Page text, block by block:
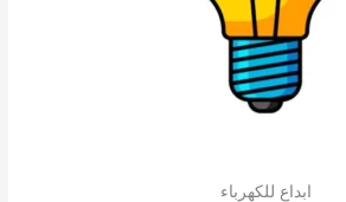
ابداع للكهرباء